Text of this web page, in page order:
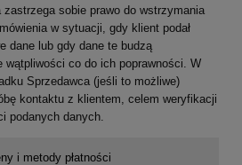
zastrzega sobie prawo do wstrzymania
w sytuacji, gdy klient podał
dane lub gdy dane te budzą
wątpliwości co do ich poprawności. W
Sprzedawca (jeśli to możliwe)
kontaktu z klientem, celem weryfikacji
podanych danych.
i metody płatności